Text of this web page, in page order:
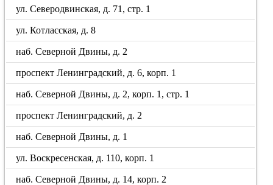
ул. Северодвинская, д. 71, стр. 1
ул. Котласская, д. 8
наб. Северной Двины, д. 2
проспект Ленинградский, д. 6, корп. 1
наб. Северной Двины, д. 2, корп. 1, стр. 1
проспект Ленинградский, д. 2
наб. Северной Двины, д. 1
ул. Воскресенская, д. 110, корп. 1
наб. Северной Двины, д. 14, корп. 2